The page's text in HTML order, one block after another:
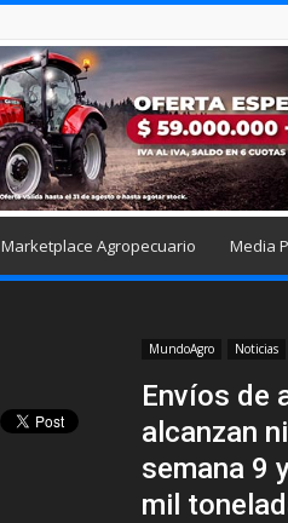
Marketplace Agropecuario Media
MundoAgro Noticias
Envíos de
alcanzan
semana 9
mil